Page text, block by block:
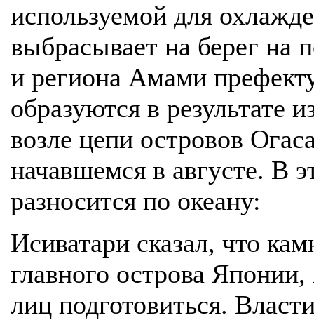
используемой для
выбрасывает на берег на
и региона Амами
образуются в результате
возле цепи островов
начавшемся в августе. В
разносится по океану:
Исиватари сказал, что
главного острова
лиц подготовиться.